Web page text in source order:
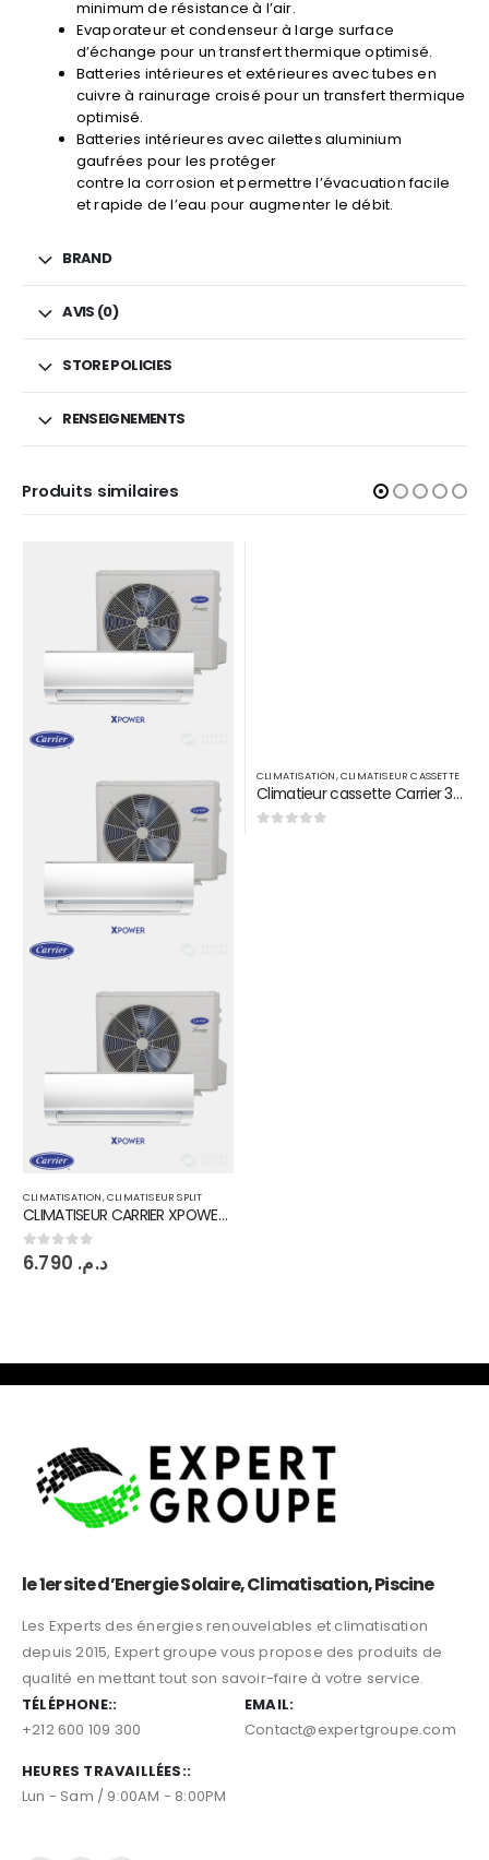
minimum de résistance à l’air.
Evaporateur et condenseur à large surface
d’échange pour un transfert thermique optimisé.
Batteries intérieures et extérieures avec tubes en
cuivre à rainurage croisé pour un transfert thermique
optimisé.
Batteries intérieures avec ailettes aluminium
gaufrées pour les protéger
contre la corrosion et permettre l’évacuation facile
et rapide de l’eau pour augmenter le débit.
BRAND
AVIS (0)
STORE POLICIES
RENSEIGNEMENTS
Produits similaires
CLIMATISATION,CLIMATISEUR SPLIT
CLIMATISEUR CARRIER XPOWER INVERTER 18000 BTU 53QHC
0sur 5 د.م.
CLIMATISATION,CLIMATISEUR CASSETTE
Climatieur cassette Carrier 30000 Btu/h R410A
le 1er site d’Energie Solaire, Climatisation, Piscine
Les Experts des énergies renouvelables et climatisation
depuis 2015, Expert groupe vous propose des produits de
qualité en mettant tout son savoir-faire à votre service.
TÉLÉPHONE::
+212 600 109 300
EMAIL:
Contact@expertgroupe.com
HEURES TRAVAILLÉES::
Lun - Sam / 9:00AM - 8:00PM